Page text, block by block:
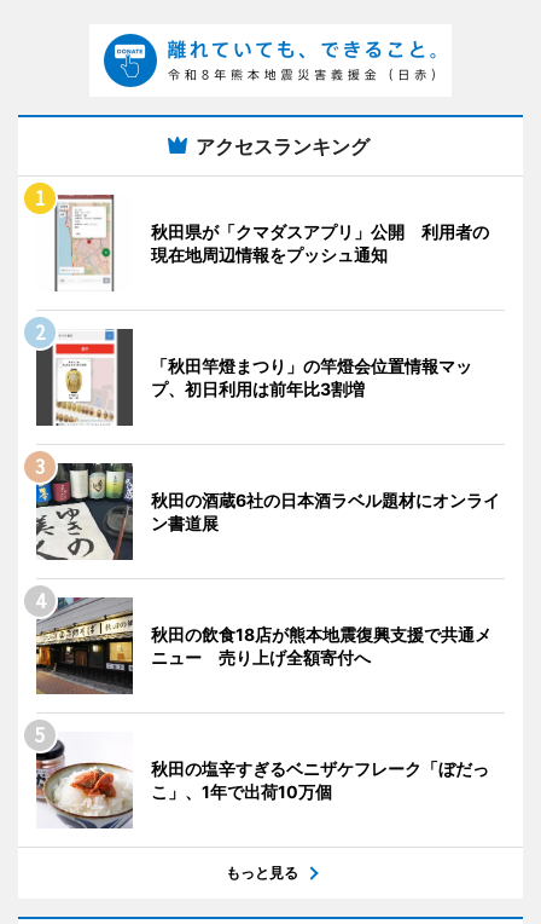
アクセスランキング
秋田県が「クマダスアプリ」公開 利用者の
現在地周辺情報をプッシュ通知
「秋田竿燈まつり」の竿燈会位置情報マッ
プ、初日利用は前年比3割増
秋田の酒蔵6社の日本酒ラベル題材にオンライ
ン書道展
秋田の飲食18店が熊本地震復興支援で共通メ
ニュー 売り上げ全額寄付へ
秋田の塩辛すぎるベニザケフレーク「ぼだっ
こ」、1年で出荷10万個
もっと見る